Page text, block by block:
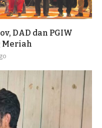
DAD dan PGIW
Meriah